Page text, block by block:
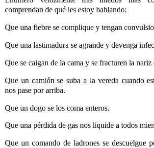
comprendan de qué les estoy hablando:
Que una fiebre se complique y tengan
Que una lastimadura se agrande y devenga
Que se caigan de la cama y se fracturen la nariz
Que un camión se suba a la vereda cuando
nos pase por arriba.
Que un dogo se los coma enteros.
Que una pérdida de gas nos liquide a todos
Que un comando de ladrones se descuelgue